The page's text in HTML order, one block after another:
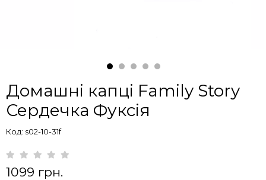
Домашні капці Family Story
Сердечка Фуксія
Код: s02-10-31f
1099 грн.